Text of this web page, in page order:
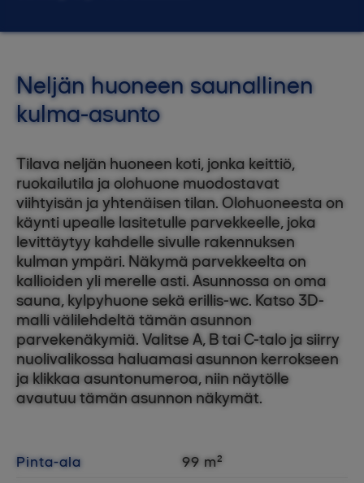
Neljän huoneen saunallinen
kulma-asunto
Tilava neljän huoneen koti, jonka keittiö,
ruokailutila ja olohuone muodostavat
viihtyisän ja yhtenäisen tilan. Olohuoneesta on
käynti upealle lasitetulle parvekkeelle, joka
levittäytyy kahdelle sivulle rakennuksen
kulman ympäri. Näkymä parvekkeelta on
kallioiden yli merelle asti. Asunnossa on oma
sauna, kylpyhuone sekä erillis-wc. Katso 3D-
malli välilehdeltä tämän asunnon
parvekenäkymiä. Valitse A, B tai C-talo ja siirry
nuolivalikossa haluamasi asunnon kerrokseen
ja klikkaa asuntonumeroa, niin näytölle
avautuu tämän asunnon näkymät.
Pinta-ala
99 m²